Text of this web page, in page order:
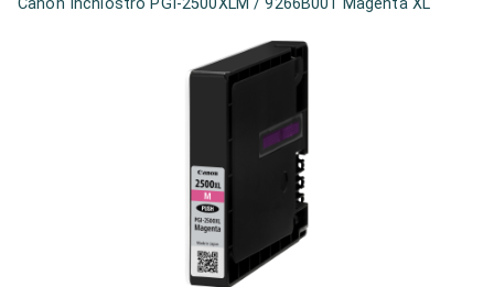
Canon Inchiostro PGI-2500XLM / 9266B001 Magenta XL